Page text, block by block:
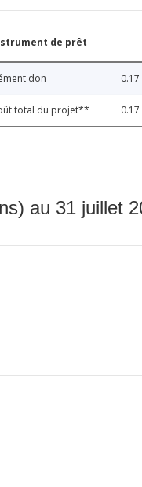
de prêt
don 0.17
total du projet** 0.17
au 31 juillet